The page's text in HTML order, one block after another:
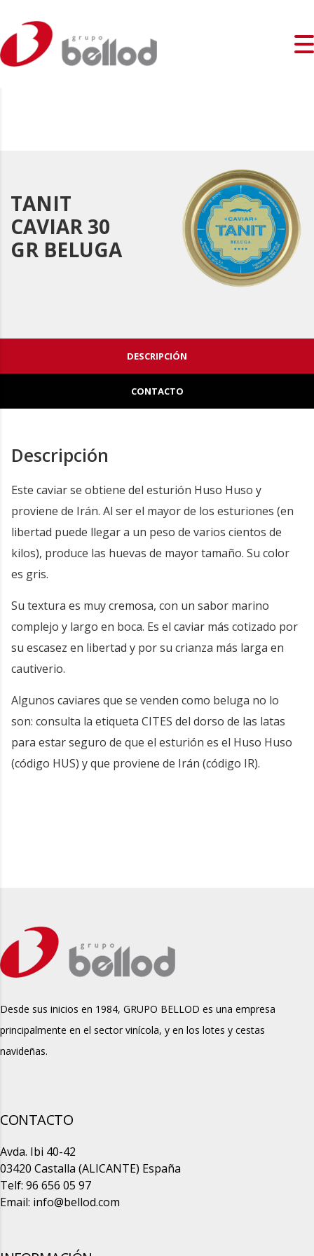
TANIT
CAVIAR 30
GR BELUGA
DESCRIPCIÓN
CONTACTO
Descripción
Este caviar se obtiene del esturión Huso Huso y
proviene de Irán. Al ser el mayor de los esturiones (en
libertad puede llegar a un peso de varios cientos de
kilos), produce las huevas de mayor tamaño. Su color
es gris.
Su textura es muy cremosa, con un sabor marino
complejo y largo en boca. Es el caviar más cotizado por
su escasez en libertad y por su crianza más larga en
cautiverio.
Algunos caviares que se venden como beluga no lo
son: consulta la etiqueta CITES del dorso de las latas
para estar seguro de que el esturión es el Huso Huso
(código HUS) y que proviene de Irán (código IR).
Desde sus inicios en 1984, GRUPO BELLOD es una empresa
principalmente en el sector vinícola, y en los lotes y cestas
navideñas.
CONTACTO
Avda. Ibi 40-42
03420 Castalla (ALICANTE) España
Telf: 96 656 05 97
Email: info@bellod.com